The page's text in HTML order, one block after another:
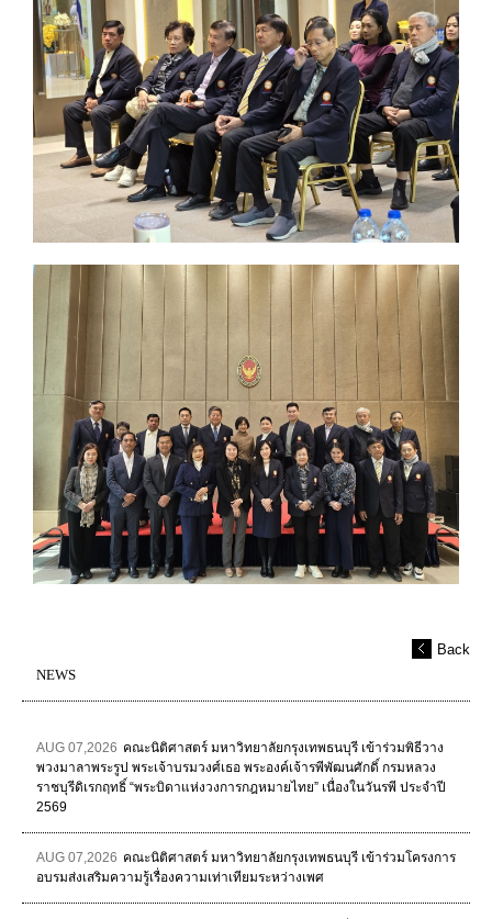
Back
NEWS
AUG 07,2026 คณะนิติศาสตร์ มหาวิทยาลัยกรุงเทพธนบุรี เข้าร่วมพิธีวาง
พวงมาลาพระรูป พระเจ้าบรมวงศ์เธอ พระองค์เจ้ารพีพัฒนศักดิ์ กรมหลวง
ราชบุรีดิเรกฤทธิ์ “พระบิดาแห่งวงการกฎหมายไทย” เนื่องในวันรพี ประจำปี
2569
AUG 07,2026 คณะนิติศาสตร์ มหาวิทยาลัยกรุงเทพธนบุรี เข้าร่วมโครงการ
อบรมส่งเสริมความรู้เรื่องความเท่าเทียมระหว่างเพศ